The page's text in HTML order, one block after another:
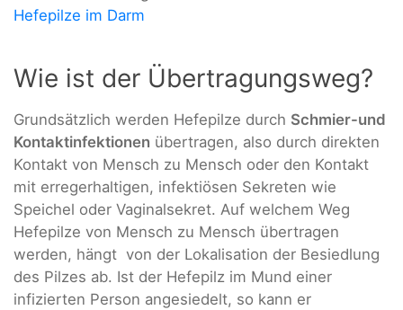
Hefepilze im Darm
Wie ist der Übertragungsweg?
Grundsätzlich werden Hefepilze durch Schmier-und
Kontaktinfektionen übertragen, also durch direkten
Kontakt von Mensch zu Mensch oder den Kontakt
mit erregerhaltigen, infektiösen Sekreten wie
Speichel oder Vaginalsekret. Auf welchem Weg
Hefepilze von Mensch zu Mensch übertragen
werden, hängt von der Lokalisation der Besiedlung
des Pilzes ab. Ist der Hefepilz im Mund einer
infizierten Person angesiedelt, so kann er